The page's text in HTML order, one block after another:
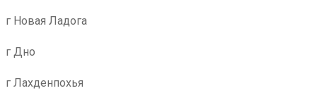
г Новая Ладога
г Дно
г Лахденпохья